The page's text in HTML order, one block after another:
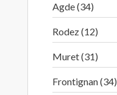
Agde (34)
Rodez (12)
Muret (31)
Frontignan (34)